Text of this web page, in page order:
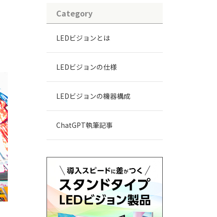
Category
LEDビジョンとは
LEDビジョンの仕様
LEDビジョンの機器構成
ChatGPT執筆記事